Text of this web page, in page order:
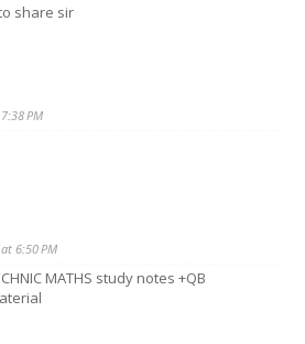
share sir
PM
6:50 PM
MATHS study notes +QB